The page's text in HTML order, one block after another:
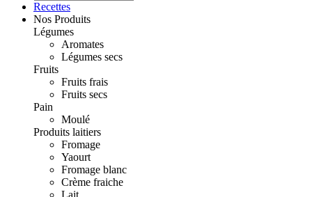
Recettes
Nos Produits
Légumes
Aromates
Légumes secs
Fruits
Fruits frais
Fruits secs
Pain
Moulé
Produits laitiers
Fromage
Yaourt
Fromage blanc
Crème fraiche
Lait